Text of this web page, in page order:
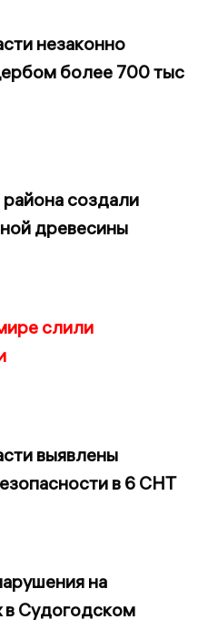
незаконно
более 700 тыс
района создали
древесины
слили
выявлены
в 6 СНТ
на
в Судогодском